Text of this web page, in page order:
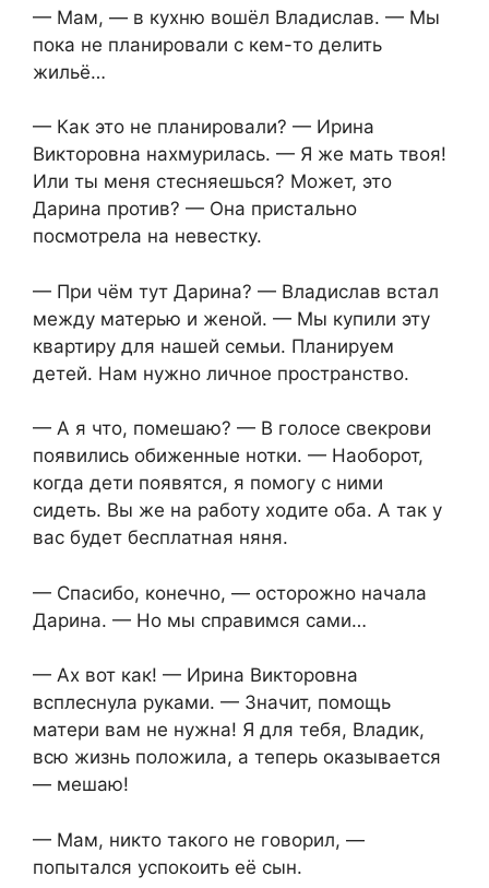
— Мам, — в кухню вошёл Владислав. — Мы
пока не планировали с кем-то делить
жильё…
— Как это не планировали? — Ирина
Викторовна нахмурилась. — Я же мать твоя!
Или ты меня стесняешься? Может, это
Дарина против? — Она пристально
посмотрела на невестку.
— При чём тут Дарина? — Владислав встал
между матерью и женой. — Мы купили эту
квартиру для нашей семьи. Планируем
детей. Нам нужно личное пространство.
— А я что, помешаю? — В голосе свекрови
появились обиженные нотки. — Наоборот,
когда дети появятся, я помогу с ними
сидеть. Вы же на работу ходите оба. А так у
вас будет бесплатная няня.
— Спасибо, конечно, — осторожно начала
Дарина. — Но мы справимся сами…
— Ах вот как! — Ирина Викторовна
всплеснула руками. — Значит, помощь
матери вам не нужна! Я для тебя, Владик,
всю жизнь положила, а теперь оказывается
— мешаю!
— Мам, никто такого не говорил, —
попытался успокоить её сын.